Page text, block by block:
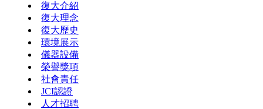
復大介紹
復大理念
復大歷史
環境展示
儀器設備
榮譽獎項
社會責任
JCI認證
人才招聘